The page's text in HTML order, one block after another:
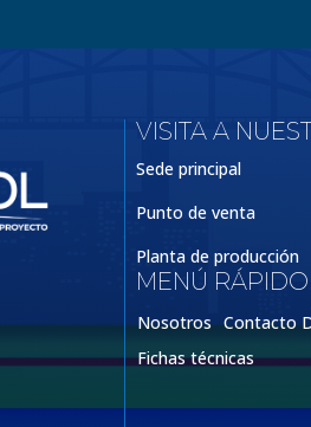
VISITA A
Sede principal
Punto de venta
Planta de producción
MENÚ RÁPIDO
Nosotros Contacto
Fichas técnicas